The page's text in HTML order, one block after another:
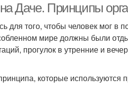
Даче. Принципы
для того, чтобы человек мог
мире должны были
прогулок в утренние и
которые используются